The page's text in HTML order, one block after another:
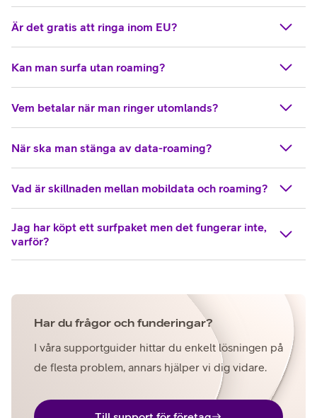
Är det gratis att ringa inom EU?
Kan man surfa utan roaming?
Vem betalar när man ringer utomlands?
När ska man stänga av data-roaming?
Vad är skillnaden mellan mobildata och roaming?
Jag har köpt ett surfpaket men det fungerar inte,
varför?
Har du frågor och funderingar?
I våra supportguider hittar du enkelt lösningen på
de flesta problem, annars hjälper vi dig vidare.